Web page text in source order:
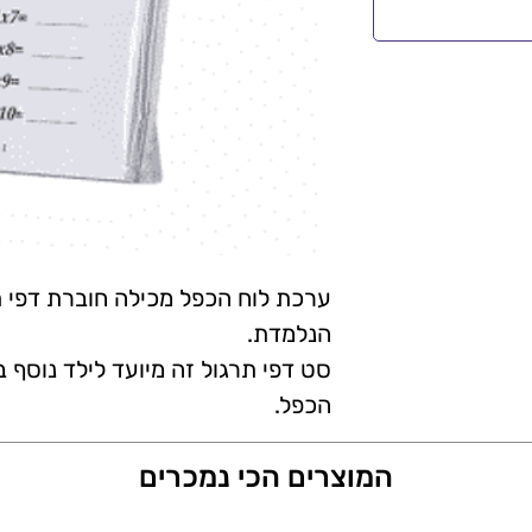
ערכת לוח הכפל מכילה חוברת
הנלמדת.
סט דפי תרגול זה מיועד לילד
הכפל.
המוצרים הכי נמכרים